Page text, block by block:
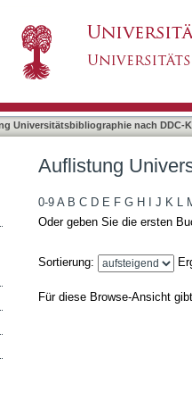
Universitätsbibliographie nach DDC-
Auflistung
0-9 A B C D E F G H J K L
Oder geben Sie die ersten
Sortierung:
Für diese Browse-Ansicht